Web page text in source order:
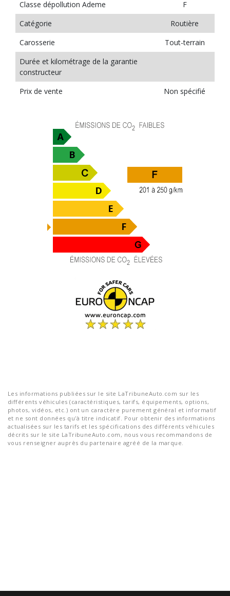
Classe dépollution Ademe
F
Catégorie
Routière
Carosserie
Tout-terrain
Durée et kilométrage de la garantie
constructeur
Prix de vente
Non spécifié
Les informations publiées sur le site LaTribuneAuto.com sur les
différents véhicules (caractéristiques, tarifs, équipements, options,
photos, vidéos, etc.) ont un caractère purement général et informatif
et ne sont données qu'à titre indicatif. Pour obtenir des informations
actualisées sur les tarifs et les spécifications des différents véhicules
décrits sur le site LaTribuneAuto.com, nous vous recommandons de
vous renseigner auprès du partenaire agréé de la marque.